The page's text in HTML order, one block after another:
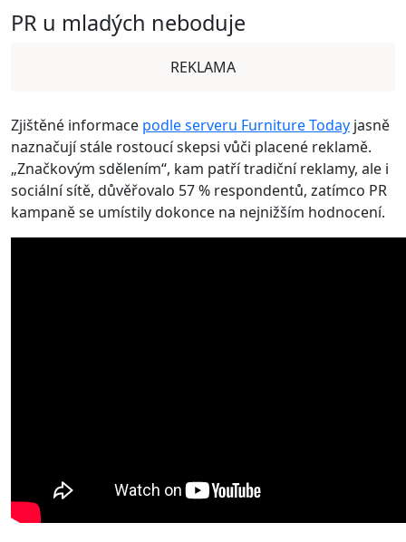
PR u mladých neboduje
REKLAMA
Zjištěné informace podle serveru Furniture Today jasně
naznačují stále rostoucí skepsi vůči placené reklamě.
„Značkovým sdělením“, kam patří tradiční reklamy, ale i
sociální sítě, důvěřovalo 57 % respondentů, zatímco PR
kampaně se umístily dokonce na nejnižším hodnocení.